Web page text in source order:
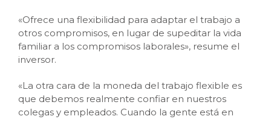
«Ofrece una flexibilidad para adaptar el trabajo a
otros compromisos, en lugar de supeditar la vida
familiar a los compromisos laborales», resume el
inversor.
«La otra cara de la moneda del trabajo flexible es
que debemos realmente confiar en nuestros
colegas y empleados. Cuando la gente está en